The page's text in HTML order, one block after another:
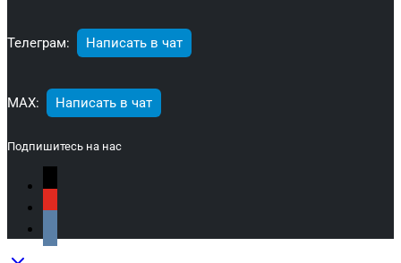
Телеграм: Написать в чат
МАХ: Написать в чат
Подпишитесь на нас